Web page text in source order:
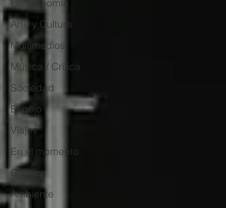
Gastronomía
Arte y Cultura
Multimedios
Música / Crítica
Sociedad
Espejo
Viajes
En el momento
Crónica
Ambiente